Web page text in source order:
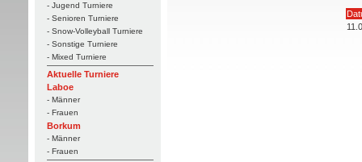
- Jugend Turniere
- Senioren Turniere
- Snow-Volleyball Turniere
- Sonstige Turniere
- Mixed Turniere
Aktuelle Turniere
Laboe
- Männer
- Frauen
Borkum
- Männer
- Frauen